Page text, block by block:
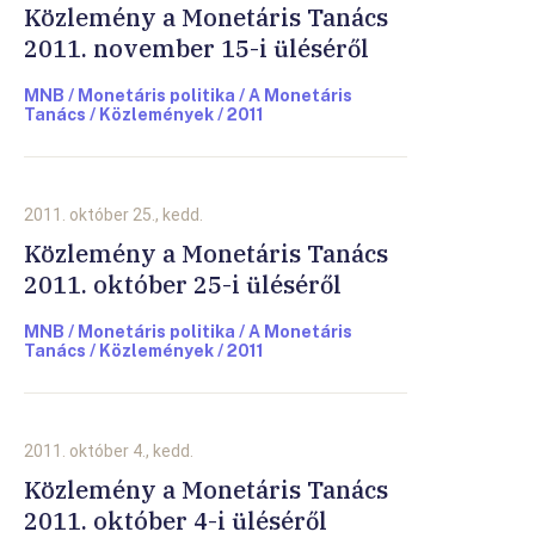
Közlemény a Monetáris Tanács
2011. november 15-i üléséről
MNB / Monetáris politika / A Monetáris
Tanács / Közlemények / 2011
2011. október 25., kedd.
Közlemény a Monetáris Tanács
2011. október 25-i üléséről
MNB / Monetáris politika / A Monetáris
Tanács / Közlemények / 2011
2011. október 4., kedd.
Közlemény a Monetáris Tanács
2011. október 4-i üléséről